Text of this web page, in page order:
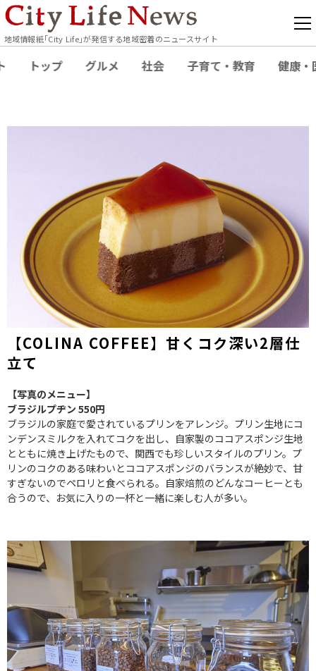
地域情報紙｢City Life｣が発信する地域密着のニュースサイト
トップ グルメ 社会 子育て・教育 健康・
【COLINA COFFEE】甘くコク深い2層仕
立て
【写真のメニュー】
ブラジルプヂン 550円
ブラジルの家庭で愛されているプリンをアレンジ。プリン生地にコ
ンデンスミルクを入れてコクを出し、自家製のココアスポンジ生地
とともに焼き上げたもので、関西でも珍しいスタイルのプリン。プ
リンのコクのある味わいとココアスポンジのバランスが絶妙で、甘
すぎないのでペロリと食べられる。自家焙煎のどんなコーヒーとも
合うので、お気に入りの一杯と一緒に楽しむ人が多い。